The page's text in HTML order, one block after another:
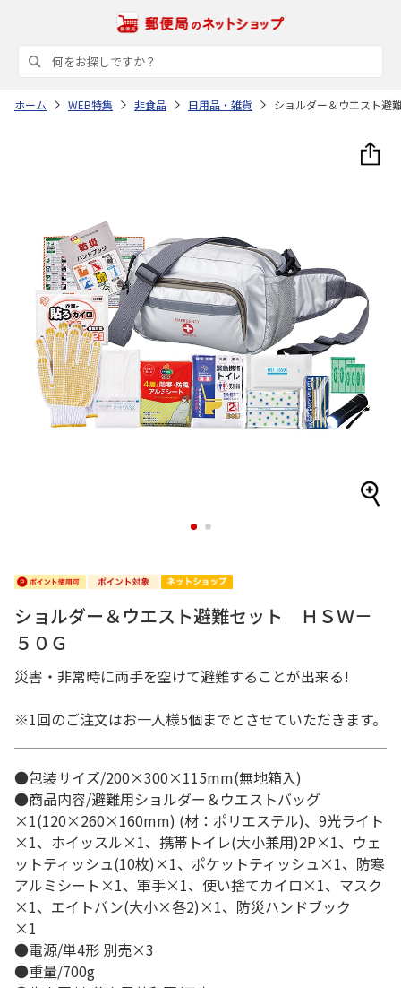
ホーム WEB特集 非食品 日用品・雑貨 ショルダー＆ウエスト
1 2
ショルダー＆ウエスト避難セット ＨＳＷ－
５０Ｇ
災害・非常時に両手を空けて避難することが出来る!
※1回のご注文はお一人様5個までとさせていただきます。
●包装サイズ/200×300×115mm(無地箱入)
●商品内容/避難用ショルダー＆ウエストバッグ
×1(120×260×160mm) (材：ポリエステル)、9光ライト
×1、ホイッスル×1、携帯トイレ(大小兼用)2P×1、ウェ
ットティッシュ(10枚)×1、ポケットティッシュ×1、防寒
アルミシート×1、軍手×1、使い捨てカイロ×1、マスク
×1、エイトバン(大小×各2)×1、防災ハンドブック
×1
●電源/単4形 別売×3
●重量/700g